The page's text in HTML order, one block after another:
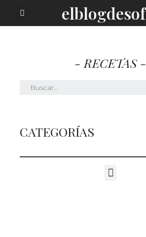
- RECETAS -
CATEGORÍAS